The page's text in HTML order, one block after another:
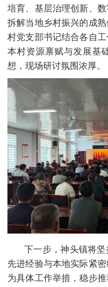
培育、基层治理创新、
拆解当地乡村振兴的成
村党支部书记结合各自
本村资源禀赋与发展基
想，现场研讨氛围浓厚。
下一步，神头镇将
先进经验与本地实际紧
为具体工作举措，稳步